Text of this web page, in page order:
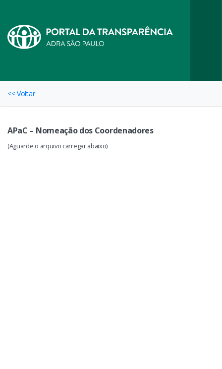
<< Voltar
APaC – Nomeação dos Coordenadores
(Aguarde o arquivo carregar abaixo)